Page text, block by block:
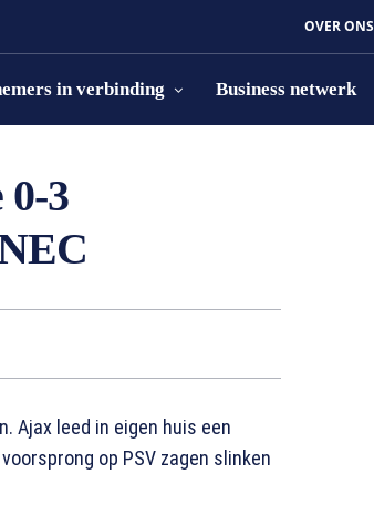
OVER ONS
in verbinding Business netwerk
3
Ajax leed in eigen huis een
op PSV zagen slinken